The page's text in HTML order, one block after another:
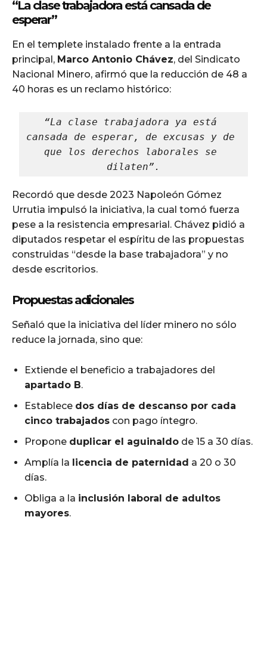
“La clase trabajadora está cansada de
esperar”
En el templete instalado frente a la entrada
principal, Marco Antonio Chávez, del Sindicato
Nacional Minero, afirmó que la reducción de 48 a
40 horas es un reclamo histórico:
“La clase trabajadora ya está
cansada de esperar, de excusas y de
que los derechos laborales se
dilaten”.
Recordó que desde 2023 Napoleón Gómez
Urrutia impulsó la iniciativa, la cual tomó fuerza
pese a la resistencia empresarial. Chávez pidió a
diputados respetar el espíritu de las propuestas
construidas “desde la base trabajadora” y no
desde escritorios.
Propuestas adicionales
Señaló que la iniciativa del líder minero no sólo
reduce la jornada, sino que:
Extiende el beneficio a trabajadores del
apartado B.
Establece dos días de descanso por cada
cinco trabajados con pago íntegro.
Propone duplicar el aguinaldo de 15 a 30 días.
Amplía la licencia de paternidad a 20 o 30
días.
Obliga a la inclusión laboral de adultos
mayores.